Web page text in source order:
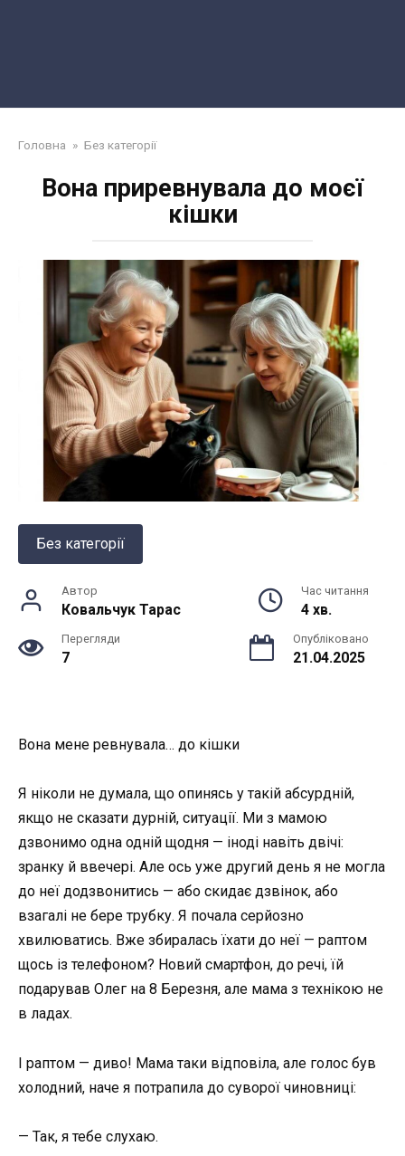
Головна » Без категорії
Вона приревнувала до моєї
кішки
Без категорії
Автор
Ковальчук Тарас
Час читання
4 хв.
Перегляди
7
Опубліковано
21.04.2025
Вона мене ревнувала… до кішки
Я ніколи не думала, що опинясь у такій абсурдній,
якщо не сказати дурній, ситуації. Ми з мамою
дзвонимо одна одній щодня — іноді навіть двічі:
зранку й ввечері. Але ось уже другий день я не могла
до неї додзвонитись — або скидає дзвінок, або
взагалі не бере трубку. Я почала серйозно
хвилюватись. Вже збиралась їхати до неї — раптом
щось із телефоном? Новий смартфон, до речі, їй
подарував Олег на 8 Березня, але мама з технікою не
в ладах.
І раптом — диво! Мама таки відповіла, але голос був
холодний, наче я потрапила до суворої чиновниці:
— Так, я тебе слухаю.